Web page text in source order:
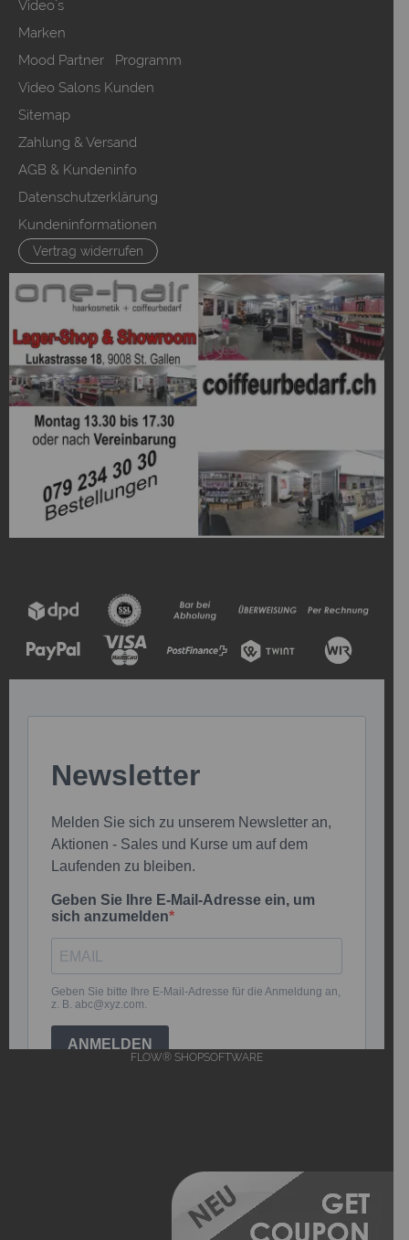
Video`s
Marken
Mood Partner Programm
Video Salons Kunden
Sitemap
Zahlung & Versand
AGB & Kundeninfo
Datenschutzerklärung
Kundeninformationen
Vertrag widerrufen
FLOW® SHOPSOFTWARE